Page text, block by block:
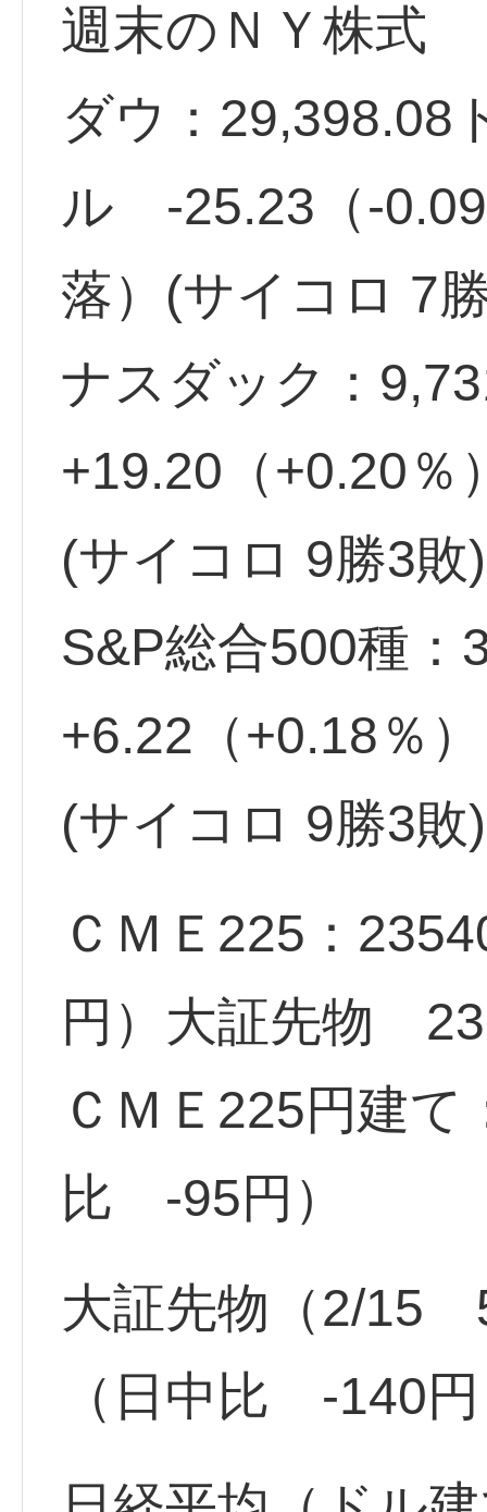
週末のＮＹ株式
ダウ：29,398.08
ル -25.23（-
落）(サイコロ 7
ナスダック：
+19.20（+0.20％
(サイコロ 9勝3敗)
S&P総合500種
+6.22（+0.18％
(サイコロ 9勝3敗)
ＣＭＥ225：
円）大証先物
ＣＭＥ225円建
比 -95円）
大証先物（2/15
（日中比 -140